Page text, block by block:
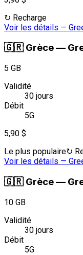
↻ Recharge
Voir les détails —
🇬🇷 Grèce—
5 GB
Validité
30 jours
Débit
5G
5,90 $
Le plus populaire↻
Voir les détails —
🇬🇷 Grèce—
10 GB
Validité
30 jours
Débit
5G